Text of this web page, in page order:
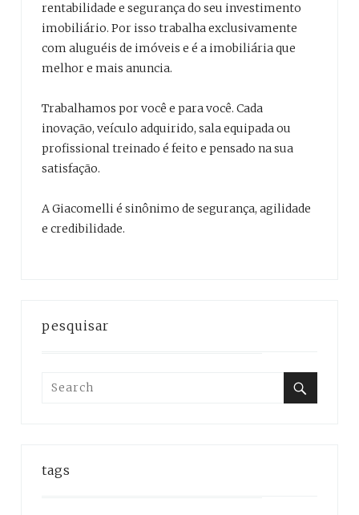
rentabilidade e segurança do seu investimento
imobiliário. Por isso trabalha exclusivamente
com aluguéis de imóveis e é a imobiliária que
melhor e mais anuncia.
Trabalhamos por você e para você. Cada
inovação, veículo adquirido, sala equipada ou
profissional treinado é feito e pensado na sua
satisfação.
A Giacomelli é sinônimo de segurança, agilidade
e credibilidade.
pesquisar
Search
tags